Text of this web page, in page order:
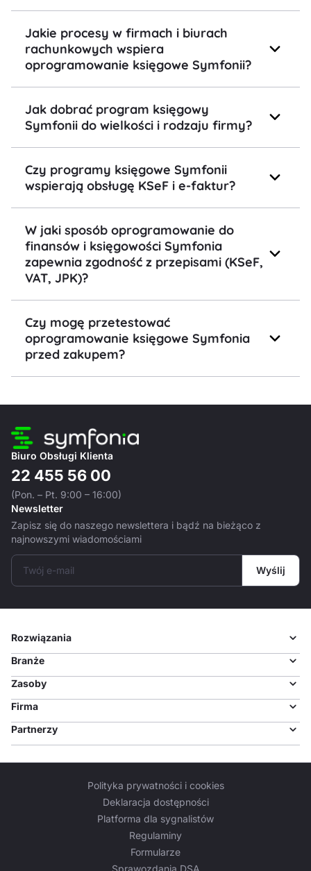
Jakie procesy w firmach i biurach
rachunkowych wspiera
oprogramowanie księgowe Symfonii?
Jak dobrać program księgowy
Symfonii do wielkości i rodzaju firmy?
Czy programy księgowe Symfonii
wspierają obsługę KSeF i e-faktur?
W jaki sposób oprogramowanie do
finansów i księgowości Symfonia
zapewnia zgodność z przepisami (KSeF,
VAT, JPK)?
Czy mogę przetestować
oprogramowanie księgowe Symfonia
przed zakupem?
Biuro Obsługi Klienta
22 455 56 00
(Pon. – Pt. 9:00 – 16:00)
Newsletter
Zapisz się do naszego newslettera i bądź na bieżąco z
najnowszymi wiadomościami
Twój e-mail Wyślij
Rozwiązania
Branże
Zasoby
Firma
Partnerzy
Polityka prywatności i cookies
Deklaracja dostępności
Platforma dla sygnalistów
Regulaminy
Formularze